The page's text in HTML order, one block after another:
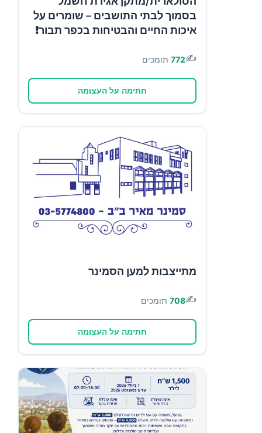
בסמוך לבתי התושבים – שומרים על
איכות החיים והבטיחות בכפר תבור❗
✍️
772 תומכים
חתימה על העצומה
מתייצבות למען הסמינר
✍️
708 תומכים
חתימה על העצומה